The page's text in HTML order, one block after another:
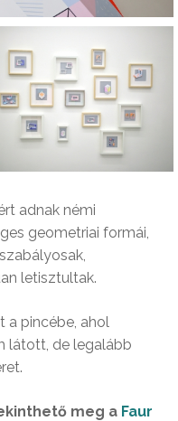
adnak némi
geometriai formái,
letisztultak.
a pincébe, ahol
látott, de legalább
meg a Faur